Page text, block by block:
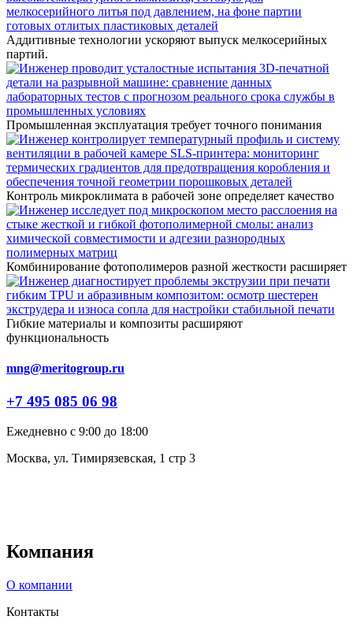
Аддитивные технологии ускоряют выпуск мелкосерийных
партий.
Промышленная эксплуатация требует точного понимания
Контроль микроклимата в рабочей зоне определяет качество
Комбинирование фотополимеров разной жесткости расширяет
Гибкие материалы и композиты расширяют
функциональность
mng@meritogroup.ru
+7 495 085 06 98
Ежедневно с 9:00 до 18:00
Москва, ул. Тимирязевская, 1 стр 3
Компания
О компании
Контакты